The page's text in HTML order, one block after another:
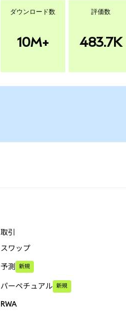
ダウンロード数
10M+
評価数
483.7K
取引
スワップ
予測 新規
パーペチュアル 新規
RWA